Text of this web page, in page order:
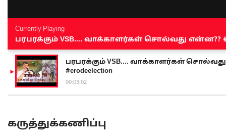
Currently Playing
பரபரக்கும் VSB.... வாக்காளர்கள் சொல்வது என்ன??
பரபரக்கும் VSB.... வாக்காளர்கள் சொல்வது
#erodeelection
00:03:02
கருத்துக்கணிப்பு